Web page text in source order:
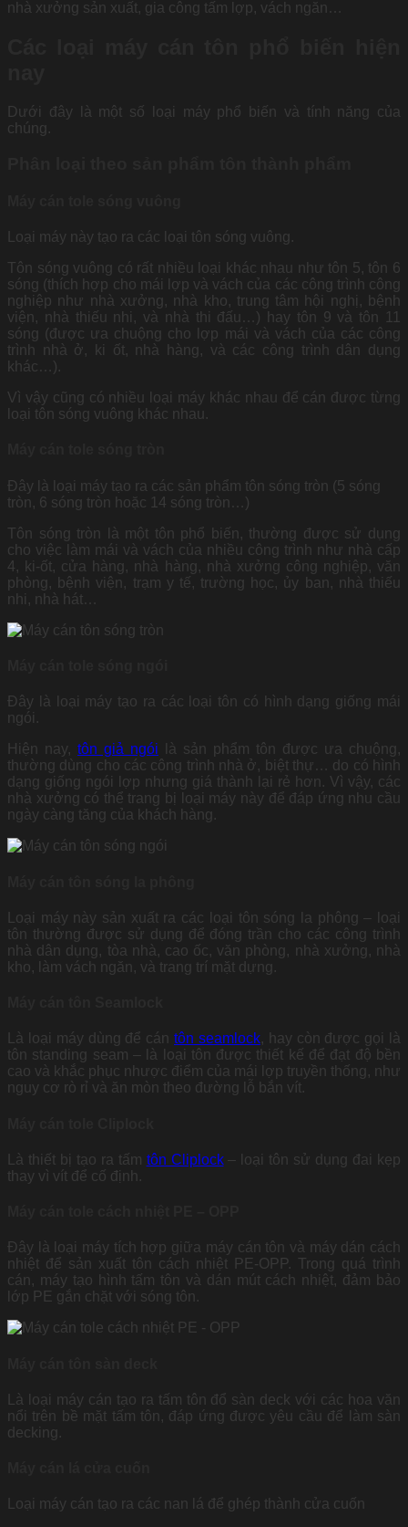
nhà xưởng sản xuất, gia công tấm lợp, vách ngăn…
Dưới đây là một số loại máy phổ biến và tính năng của
chúng.
Loại máy này tạo ra các loại tôn sóng vuông.
Tôn sóng vuông có rất nhiều loại khác nhau như tôn 5, tôn 6
sóng (thích hợp cho mái lợp và vách của các công trình công
nghiệp như nhà xưởng, nhà kho, trung tâm hội nghị, bệnh
viện, nhà thiếu nhi, và nhà thi đấu…) hay tôn 9 và tôn 11
sóng (được ưa chuộng cho lợp mái và vách của các công
trình nhà ở, ki ốt, nhà hàng, và các công trình dân dụng
khác…).
Vì vậy cũng có nhiều loại máy khác nhau để cán được từng
loại tôn sóng vuông khác nhau.
Đây là loại máy tạo ra các sản phẩm tôn sóng tròn (5 sóng
tròn, 6 sóng tròn hoặc 14 sóng tròn…)
Tôn sóng tròn là một tôn phổ biến, thường được sử dụng
cho việc làm mái và vách của nhiều công trình như nhà cấp
4, ki-ốt, cửa hàng, nhà hàng, nhà xưởng công nghiệp, văn
phòng, bệnh viện, trạm y tế, trường học, ủy ban, nhà thiếu
nhi, nhà hát…
Đây là loại máy tạo ra các loại tôn có hình dạng giống mái
ngói.
Hiện nay, tôn giả ngói là sản phẩm tôn được ưa chuộng,
thường dùng cho các công trình nhà ở, biệt thự… do có hình
dạng giống ngói lợp nhưng giá thành lại rẻ hơn. Vì vậy, các
nhà xưởng có thể trang bị loại máy này để đáp ứng nhu cầu
ngày càng tăng của khách hàng.
Loại máy này sản xuất ra các loại tôn sóng la phông – loại
tôn thường được sử dụng để đóng trần cho các công trình
nhà dân dụng, tòa nhà, cao ốc, văn phòng, nhà xưởng, nhà
kho, làm vách ngăn, và trang trí mặt dựng.
Là loại máy dùng để cán tôn seamlock, hay còn được gọi là
tôn standing seam – là loại tôn được thiết kế để đạt độ bền
cao và khắc phục nhược điểm của mái lợp truyền thống, như
nguy cơ rò rỉ và ăn mòn theo đường lỗ bắn vít.
Là thiết bị tạo ra tấm tôn Cliplock– loại tôn sử dụng đai kẹp
thay vì vít để cố định.
Đây là loại máy tích hợp giữa máy cán tôn và máy dán cách
nhiệt để sản xuất tôn cách nhiệt PE-OPP. Trong quá trình
cán, máy tạo hình tấm tôn và dán mút cách nhiệt, đảm bảo
lớp PE gắn chặt với sóng tôn.
Là loại máy cán tạo ra tấm tôn đổ sàn deck với các hoa văn
nổi trên bề mặt tấm tôn, đáp ứng được yêu cầu để làm sàn
decking.
Loại máy cán tạo ra các nan lá để ghép thành cửa cuốn